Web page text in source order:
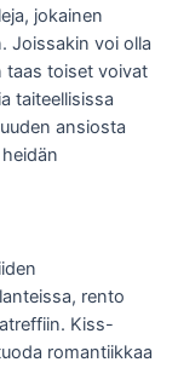
jokainen
Joissakin voi olla
taas toiset voivat
taiteellisissa
ansiosta
rento
Kiss-
romantiikkaa